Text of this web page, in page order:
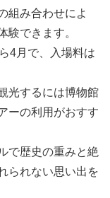
組み合わせによ
験できます。
4月で、入場料は
光するには博物館
ーの利用がおすす
で歴史の重みと絶
られない思い出を